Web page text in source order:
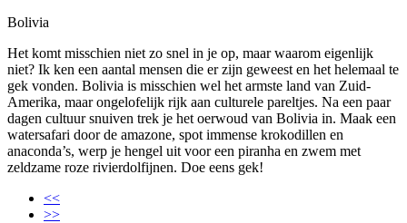
Bolivia
Het komt misschien niet zo snel in je op, maar waarom eigenlijk
niet? Ik ken een aantal mensen die er zijn geweest en het helemaal te
gek vonden. Bolivia is misschien wel het armste land van Zuid-
Amerika, maar ongelofelijk rijk aan culturele pareltjes. Na een paar
dagen cultuur snuiven trek je het oerwoud van Bolivia in. Maak een
watersafari door de amazone, spot immense krokodillen en
anaconda’s, werp je hengel uit voor een piranha en zwem met
zeldzame roze rivierdolfijnen. Doe eens gek!
<<
>>